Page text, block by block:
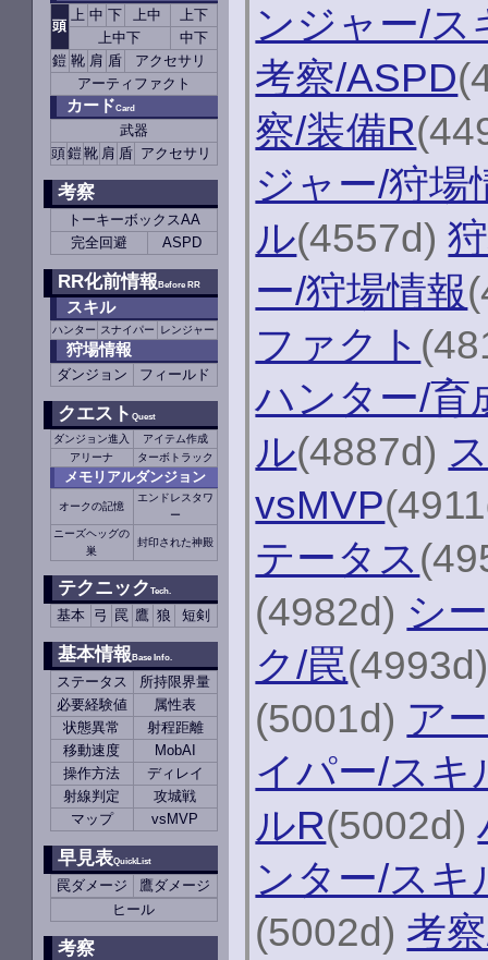
頭
上 中 下 上中
上下
上中下
中下
鎧 靴 肩 盾
アクセサリ
アーティファクト
カードCard
武器
頭鎧靴 肩 盾 アクセサリ
考察
トーキーボックスAA
完全回避
ASPD
RR化前情報Before RR
スキル
ハンター スナイパー レンジャー
狩場情報
ダンジョン フィールド
クエストQuest
ダンジョン進入
アイテム作成
アリーナ
ターボトラック
メモリアルダンジョン
オークの記憶
エンドレスタワ
ー
ニーズヘッグの
巣
封印された神殿
テクニックTech.
基本 弓 罠 鷹 狼 短剣
基本情報Base Info.
ステータス
所持限界量
必要経験値
属性表
状態異常
射程距離
移動速度
MobAI
操作方法
ディレイ
射線判定
攻城戦
マップ
vsMVP
早見表QuickList
罠ダメージ
鷹ダメージ
ヒール
考察
ンジャー/ス
考察/ASPD
察/装備R
ジャー/狩場
ル(4557d)
ー/狩場情報
ファクト
ハンター/育
ル(4887d)
vsMVP
テータス
(4982d) シ
ク/罠
(5001d) ア
イパー/スキ
ルR(5002d)
ンター/スキ
(5002d) 考